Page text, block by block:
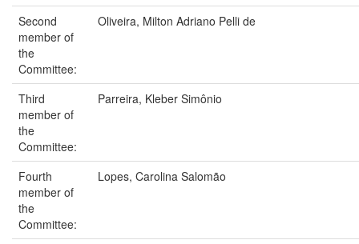
Second
member of
the
Committee:
Oliveira, Milton Adriano Pelli de
Third
member of
the
Committee:
Parreira, Kleber Simônio
Fourth
member of
the
Committee:
Lopes, Carolina Salomão